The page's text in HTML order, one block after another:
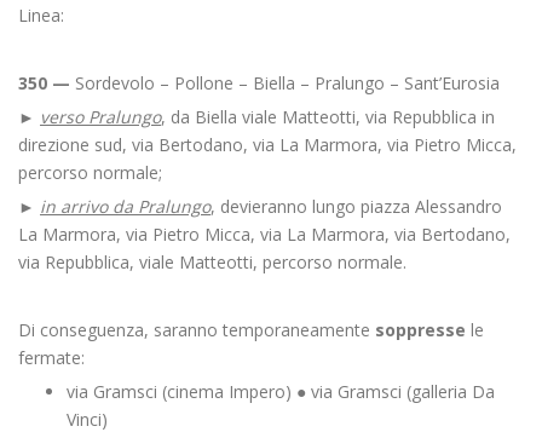
Linea:
350 — Sordevolo – Pollone – Biella – Pralungo – Sant’Eurosia
► verso Pralungo, da Biella viale Matteotti, via Repubblica in
direzione sud, via Bertodano, via La Marmora, via Pietro Micca,
percorso normale;
► in arrivo da Pralungo, devieranno lungo piazza Alessandro
La Marmora, via Pietro Micca, via La Marmora, via Bertodano,
via Repubblica, viale Matteotti, percorso normale.
Di conseguenza, saranno temporaneamente soppresse le
fermate:
via Gramsci (cinema Impero) ● via Gramsci (galleria Da
Vinci)